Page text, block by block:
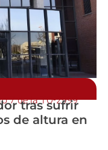
7 de la TO-2999
tras sufrir
de altura en